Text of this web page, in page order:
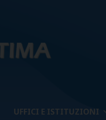
UFFICI E ISTITUZIONI